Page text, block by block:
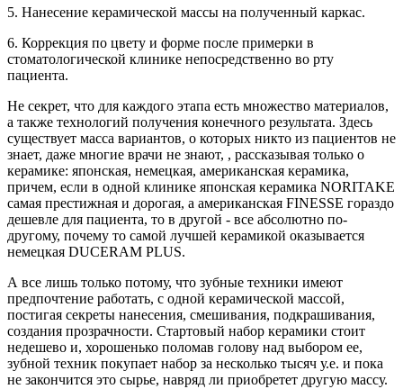
5. Нанесение керамической массы на полученный каркас.
6. Коррекция по цвету и форме после примерки в
стоматологической клинике непосредственно во рту
пациента.
Не секрет, что для каждого этапа есть множество материалов,
а также технологий получения конечного результата. Здесь
существует масса вариантов, о которых никто из пациентов не
знает, даже многие врачи не знают, , рассказывая только о
керамике: японская, немецкая, американская керамика,
причем, если в одной клинике японская керамика NORITAKE
самая престижная и дорогая, а американская FINESSE гораздо
дешевле для пациента, то в другой - все абсолютно по-
другому, почему то самой лучшей керамикой оказывается
немецкая DUCERAM PLUS.
А все лишь только потому, что зубные техники имеют
предпочтение работать, с одной керамической массой,
постигая секреты нанесения, смешивания, подкрашивания,
создания прозрачности. Стартовый набор керамики стоит
недешево и, хорошенько поломав голову над выбором ее,
зубной техник покупает набор за несколько тысяч у.е. и пока
не закончится это сырье, навряд ли приобретет другую массу.